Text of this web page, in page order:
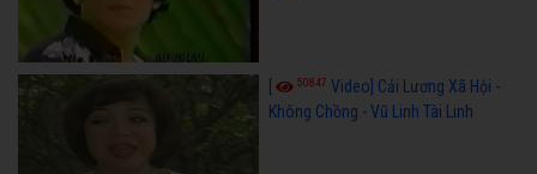
50847 Video] Cải Lương Xã Hội -
Không Chồng - Vũ Linh Tài Linh